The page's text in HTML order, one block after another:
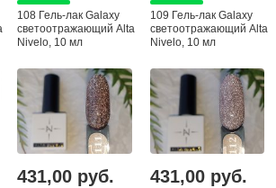
108 Гель-лак Galaxy
светоотражающий Alta
Nivelo, 10 мл
109 Гель-лак Galaxy
светоотражающий Alta
Nivelo, 10 мл
431,00 руб. 431,00 руб.